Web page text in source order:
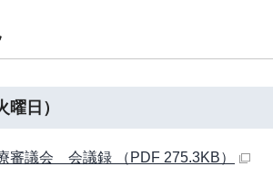
日）
議会 会議録 （PDF 275.3KB）